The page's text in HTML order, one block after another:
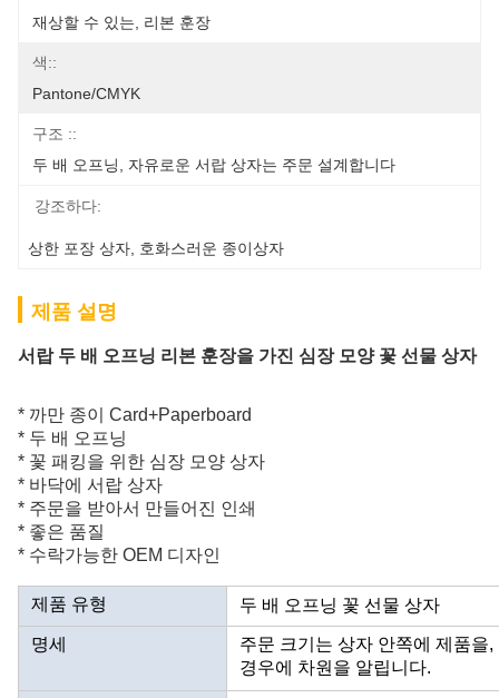
재상할 수 있는, 리본 훈장
색::
Pantone/CMYK
구조 ::
두 배 오프닝, 자유로운 서랍 상자는 주문 설계합니다
강조하다:
상한 포장 상자 호화스러운 종이상자
제품 설명
서랍 두 배 오프닝 리본 훈장을 가진 심장 모양 꽃 선물 상자
* 까만 종이 Card+Paperboard
* 두 배 오프닝
* 꽃 패킹을 위한 심장 모양 상자
* 바닥에 서랍 상자
* 주문을 받아서 만들어진 인쇄
* 좋은 품질
* 수락가능한 OEM 디자인
제품 유형 두 배 오프닝 꽃 선물 상자
명세
주문 크기는 상자 안쪽에 제품을
경우에 차원을 알립니다.